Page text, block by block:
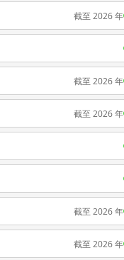
截至 2026 年
截至 2026 年
截至 2026 年
截至 2026 年
截至 2026 年